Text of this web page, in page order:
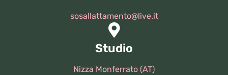
sosallattamento@live.it
Studio
Nizza Monferrato (AT)